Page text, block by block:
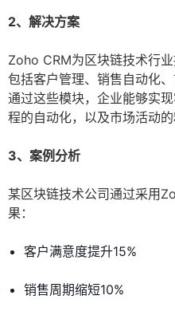
2、解决方案
Zoho CRM为区块链技术行
包括客户管理、销售自动化
通过这些模块，企业能够实
程的自动化，以及市场活动的
3、案例分析
某区块链技术公司通过采用
果：
客户满意度提升15%
销售周期缩短10%